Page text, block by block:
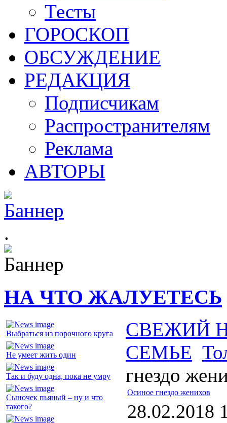
Тесты
ГОРОСКОП
ОБСУЖДЕНИЕ
РЕДАКЦИЯ
Подписчикам
Распространителям
Реклама
АВТОРЫ
.
НА ЧТО ЖАЛУЕТЕСЬ
Выбраться из порочного круга
Не умеет жить один
Так и буду одна, пока не умру
Сыночек пьяный – ну и что
такого?
СВЕЖИЙ
СЕМЬЕ
гнездо
Осиное гнездо женихов
28.02.2018